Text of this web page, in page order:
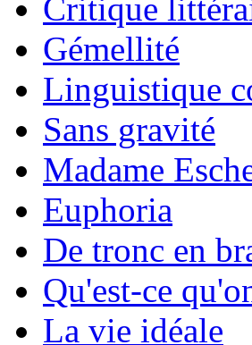
Critique
Gémellité
Linguistique
Sans gravité
Madame
Euphoria
De tronc en
Qu'est-ce
La vie idéale